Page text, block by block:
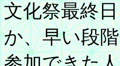
文化祭最終
か、早い段